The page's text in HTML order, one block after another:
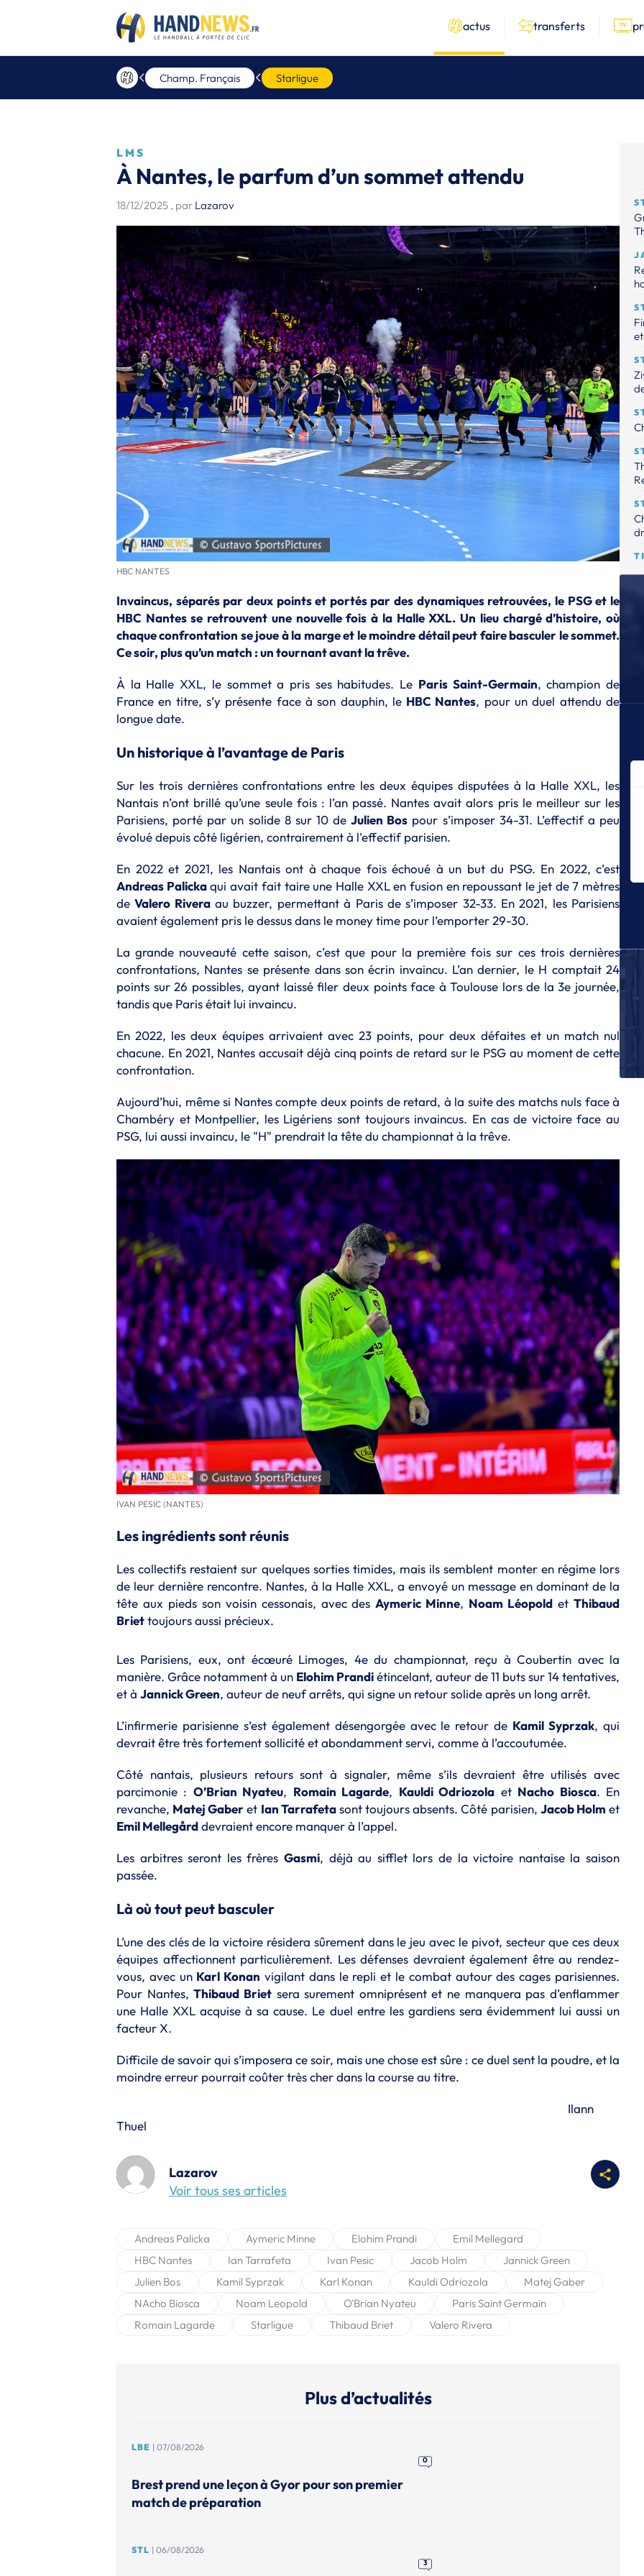
actus transferts
Champ. Français Starligue
LMS
À Nantes, le parfum d’un sommet attendu
18/12/2025 , par Lazarov
HBC NANTES
Invaincus, séparés par deux points et portés par des dynamiques retrouvées, le PSG et le
HBC Nantes se retrouvent une nouvelle fois à la Halle XXL. Un lieu chargé d’histoire, où
chaque confrontation se joue à la marge et le moindre détail peut faire basculer le sommet.
Ce soir, plus qu’un match : un tournant avant la trêve.
À la Halle XXL, le sommet a pris ses habitudes. Le Paris Saint-Germain, champion de
France en titre, s’y présente face à son dauphin, le HBC Nantes, pour un duel attendu de
longue date.
Un historique à l’avantage de Paris
Sur les trois dernières confrontations entre les deux équipes disputées à la Halle XXL, les
Nantais n’ont brillé qu’une seule fois : l’an passé. Nantes avait alors pris le meilleur sur les
Parisiens, porté par un solide 8 sur 10 deJulien Bos pour s’imposer 34-31. L’effectif a peu
évolué depuis côté ligérien, contrairement à l'effectif parisien.
En 2022 et 2021, les Nantais ont à chaque fois échoué à un but du PSG. En 2022, c’est
Andreas Palickaqui avait fait taire une Halle XXL en fusion en repoussant le jet de 7 mètres
deValero Riveraau buzzer, permettant à Paris de s’imposer 32-33. En 2021, les Parisiens
avaient également pris le dessus dans le money time pour l’emporter 29-30.
La grande nouveauté cette saison, c’est que pour la première fois sur ces trois dernières
confrontations, Nantes se présente dans son écrin invaincu. L’an dernier, le H comptait 24
points sur 26 possibles, ayant laissé filer deux points face à Toulouse lors de la 3e journée,
tandis que Paris était lui invaincu.
En 2022, les deux équipes arrivaient avec 23 points, pour deux défaites et un match nul
chacune. En 2021, Nantes accusait déjà cinq points de retard sur le PSG au moment de cette
confrontation.
Aujourd’hui, même si Nantes compte deux points de retard, à la suite des matchs nuls face à
Chambéry et Montpellier, les Ligériens sont toujours invaincus. En cas de victoire face au
PSG, lui aussi invaincu, le "H" prendrait la tête du championnat à la trêve.
IVAN PESIC (NANTES)
Les ingrédients sont réunis
Les collectifs restaient sur quelques sorties timides, mais ils semblent monter en régime lors
de leur dernière rencontre. Nantes, à la Halle XXL, a envoyé un message en dominant de la
tête aux pieds son voisin cessonais, avec desAymeric Minne, Noam Léopold etThibaud
Briettoujours aussi précieux.
Les Parisiens, eux, ont écœuré Limoges, 4e du championnat, reçu à Coubertin avec la
manière. Grâce notamment à un Elohim Prandiétincelant, auteur de 11 buts sur 14 tentatives,
et à Jannick Green, auteur de neuf arrêts, qui signe un retour solide après un long arrêt.
L’infirmerie parisienne s’est également désengorgée avec le retour de Kamil Syprzak, qui
devrait être très fortement sollicité et abondamment servi, comme à l’accoutumée.
Côté nantais, plusieurs retours sont à signaler, même s’ils devraient être utilisés avec
parcimonie : O’Brian Nyateu, Romain Lagarde, Kauldi Odriozola et Nacho Biosca. En
revanche, Matej Gaberet Ian Tarrafetasont toujours absents. Côté parisien, Jacob Holmet
Emil Mellegårddevraient encore manquer à l’appel.
Les arbitres seront les frères Gasmi, déjà au sifflet lors de la victoire nantaise la saison
passée.
Là où tout peut basculer
L’une des clés de la victoire résidera sûrement dans le jeu avec le pivot, secteur que ces deux
équipes affectionnent particulièrement. Les défenses devraient également être au rendez-
vous, avec un Karl Konan vigilant dans le repli et le combat autour des cages parisiennes.
Pour Nantes,Thibaud Brietsera surement omniprésent et ne manquera pas d’enflammer
une Halle XXL acquise à sa cause. Le duel entre les gardiens sera évidemment lui aussi un
facteur X.
Difficile de savoir qui s’imposera ce soir, mais une chose est sûre : ce duel sent la poudre, et la
moindre erreur pourrait coûter très cher dans la course au titre.
Ilann
Thuel
Lazarov
Voir tous ses articles
Andreas Palicka Aymeric Minne Elohim Prandi
Emil Mellegard
HBC Nantes
Ian Tarrafeta Ivan Pesic Jacob Holm
Jannick Green
Julien Bos
Kamil Syprzak Karl Konan Kauldi Odriozola
Matej Gaber
NAcho Biosca
Noam Leopold O'Brian Nyateu
Paris Saint Germain
Romain Lagarde
Starligue Thibaud Briet Valero Rivera
Plus d’actualités
LBE | 07/08/2026
0
Brest prend une leçon à Gyor pour son premier
match de préparation
STL | 06/08/2026
3